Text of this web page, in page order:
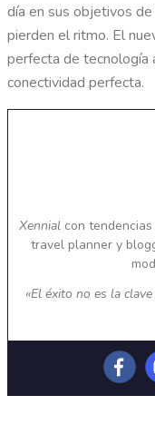
día en sus objetivos
pierden el ritmo. El
perfecta de tecnología
conectividad perfecta.
Xennial con
travel planner y
«El éxito no es la